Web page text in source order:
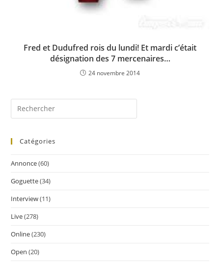
Fred et Dudufred rois du lundi! Et mardi c’était
désignation des 7 mercenaires…
24 novembre 2014
Catégories
Annonce(60)
Goguette(34)
Interview(11)
Live(278)
Online(230)
Open (20)